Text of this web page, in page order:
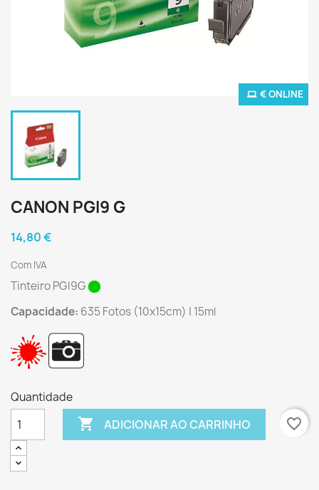
€ ONLINE
CANON PGI9 G
14,80 €
Com IVA
Tinteiro PGI9G
Capacidade: 635 Fotos (10x15cm) | 15ml
Quantidade
 ADICIONAR AO CARRINHO favorite_border